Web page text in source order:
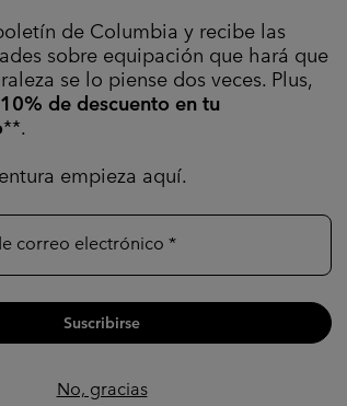
de Columbia y recibe las
sobre equipación que hará que
se lo piense dos veces. Plus,
10% de descuento en tu
**.
empieza aquí.
correo electrónico
Suscribirse
No, gracias
por actividad